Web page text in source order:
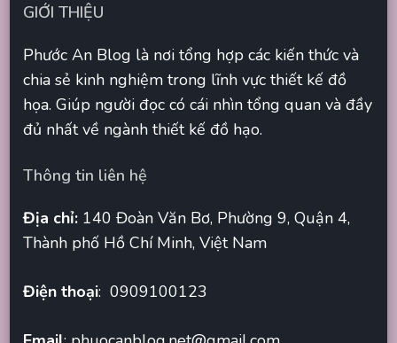
GIỚI THIỆU
Phước An Blog là nơi tổng hợp các kiến thức và
chia sẻ kinh nghiệm trong lĩnh vực thiết kế đồ
họa. Giúp người đọc có cái nhìn tổng quan và đầy
đủ nhất về ngành thiết kế đồ hạo.
Thông tin liên hệ
Địa chỉ: 140 Đoàn Văn Bơ, Phường 9, Quận 4,
Thành phố Hồ Chí Minh, Việt Nam
Điện thoại: 0909100123